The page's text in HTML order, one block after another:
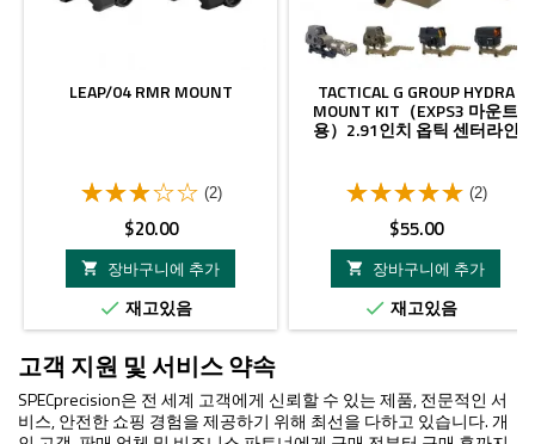
LEAP/04 RMR MOUNT
(2)
가
격
$20.00

장바구니에 추가
 재고있음
TACTICAL G GROUP HYDRA
MOUNT KIT（EXPS3 마운트
용）2.91인치 옵틱 센터라인
(2)
가
격
$55.00

장바구니에 추가
 재고있음
고객 지원 및 서비스 약속
SPECprecision은 전 세계 고객에게 신뢰할 수 있는 제품, 전문적인 서
비스, 안전한 쇼핑 경험을 제공하기 위해 최선을 다하고 있습니다. 개